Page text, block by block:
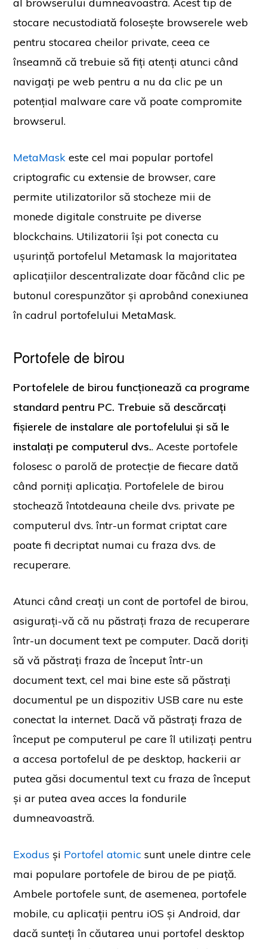
stocare necustodiată folosește browserele web
pentru stocarea cheilor private, ceea ce
înseamnă că trebuie să fiți atenți atunci când
navigați pe web pentru a nu da clic pe un
potențial malware care vă poate compromite
browserul.
MetaMask este cel mai popular portofel
criptografic cu extensie de browser, care
permite utilizatorilor să stocheze mii de
monede digitale construite pe diverse
blockchains. Utilizatorii își pot conecta cu
ușurință portofelul Metamask la majoritatea
aplicațiilor descentralizate doar făcând clic pe
butonul corespunzător și aprobând conexiunea
în cadrul portofelului MetaMask.
Portofele de birou
Portofelele de birou funcționează ca programe
standard pentru PC. Trebuie să descărcați
fișierele de instalare ale portofelului și să le
instalați pe computerul dvs.. Aceste portofele
folosesc o parolă de protecție de fiecare dată
când porniți aplicația. Portofelele de birou
stochează întotdeauna cheile dvs. private pe
computerul dvs. într-un format criptat care
poate fi decriptat numai cu fraza dvs. de
recuperare.
Atunci când creați un cont de portofel de birou,
asigurați-vă că nu păstrați fraza de recuperare
într-un document text pe computer. Dacă doriți
să vă păstrați fraza de început într-un
document text, cel mai bine este să păstrați
documentul pe un dispozitiv USB care nu este
conectat la internet. Dacă vă păstrați fraza de
început pe computerul pe care îl utilizați pentru
a accesa portofelul de pe desktop, hackerii ar
putea găsi documentul text cu fraza de început
și ar putea avea acces la fondurile
dumneavoastră.
Exodus și Portofel atomic sunt unele dintre cele
mai populare portofele de birou de pe piață.
Ambele portofele sunt, de asemenea, portofele
mobile, cu aplicații pentru iOS și Android, dar
dacă sunteți în căutarea unui portofel desktop